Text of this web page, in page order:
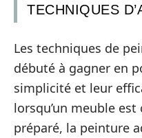
TECHNIQUES
Les techniques de
débuté à gagner en
simplicité et leur
lorsqu’un meuble
préparé, la peinture